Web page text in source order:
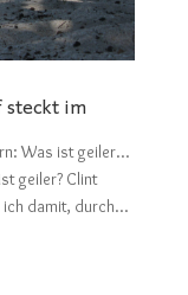
steckt im
Was ist geiler…
Clint
damit, durch...